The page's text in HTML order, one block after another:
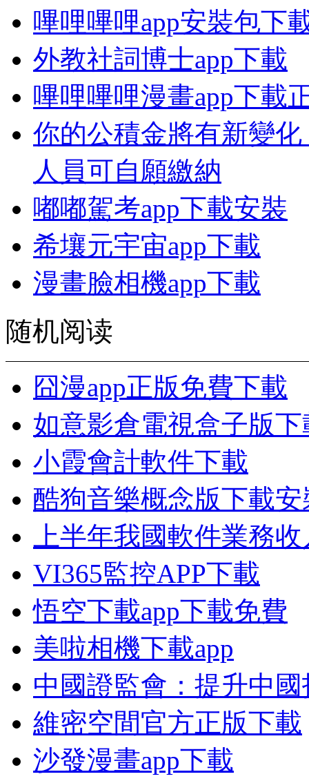
嗶哩嗶哩app安裝包下
外教社詞博士app下載
嗶哩嗶哩漫畫app下載
你的公積金將有新變
人員可自願繳納
嘟嘟駕考app下載安裝
希壤元宇宙app下載
漫畫臉相機app下載
随机阅读
囧漫app正版免費下載
如意影倉電視盒子版下
小霞會計軟件下載
酷狗音樂概念版下載安
上半年我國軟件業務
VI365監控APP下載
悟空下載app下載免費
美啦相機下載app
中國證監會：提升中
維密空間官方正版下載
沙發漫畫app下載